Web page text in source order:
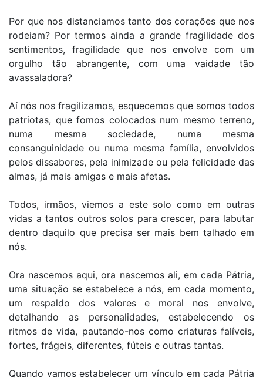
Por que nos distanciamos tanto dos corações que nos
rodeiam? Por termos ainda a grande fragilidade dos
sentimentos, fragilidade que nos envolve com um
orgulho tão abrangente, com uma vaidade tão
avassaladora?
Aí nós nos fragilizamos, esquecemos que somos todos
patriotas, que fomos colocados num mesmo terreno,
numa mesma sociedade, numa mesma
consanguinidade ou numa mesma família, envolvidos
pelos dissabores, pela inimizade ou pela felicidade das
almas, já mais amigas e mais afetas.
Todos, irmãos, viemos a este solo como em outras
vidas a tantos outros solos para crescer, para labutar
dentro daquilo que precisa ser mais bem talhado em
nós.
Ora nascemos aqui, ora nascemos ali, em cada Pátria,
uma situação se estabelece a nós, em cada momento,
um respaldo dos valores e moral nos envolve,
detalhando as personalidades, estabelecendo os
ritmos de vida, pautando-nos como criaturas falíveis,
fortes, frágeis, diferentes, fúteis e outras tantas.
Quando vamos estabelecer um vínculo em cada Pátria